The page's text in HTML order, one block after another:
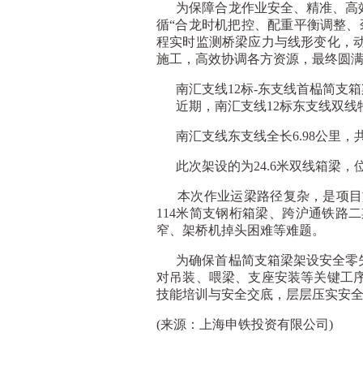
为保障合龙作业安全、精准、高
循“合龙时机把控、配重平衡调整
程实时监测桥梁应力与线形变化，
施工，高效协调各方资源，最终圆
南汇支线12标-东支线首榀简支
近期，南汇支线12标东支线双线
南汇支线东支线全长6.98公里，
此次架设的为24.6米双线箱梁，
本次作业运梁路径复杂，是项目
114米简支钢桁箱梁、跨沪通铁路
窄、架桥机掉头困难等难题。
为确保首榀简支箱梁架设安全零
对吊装、喂梁、支座安装等关键工
技能培训与安全交底，层层压实安
(来源：上海申铁投资有限公司)